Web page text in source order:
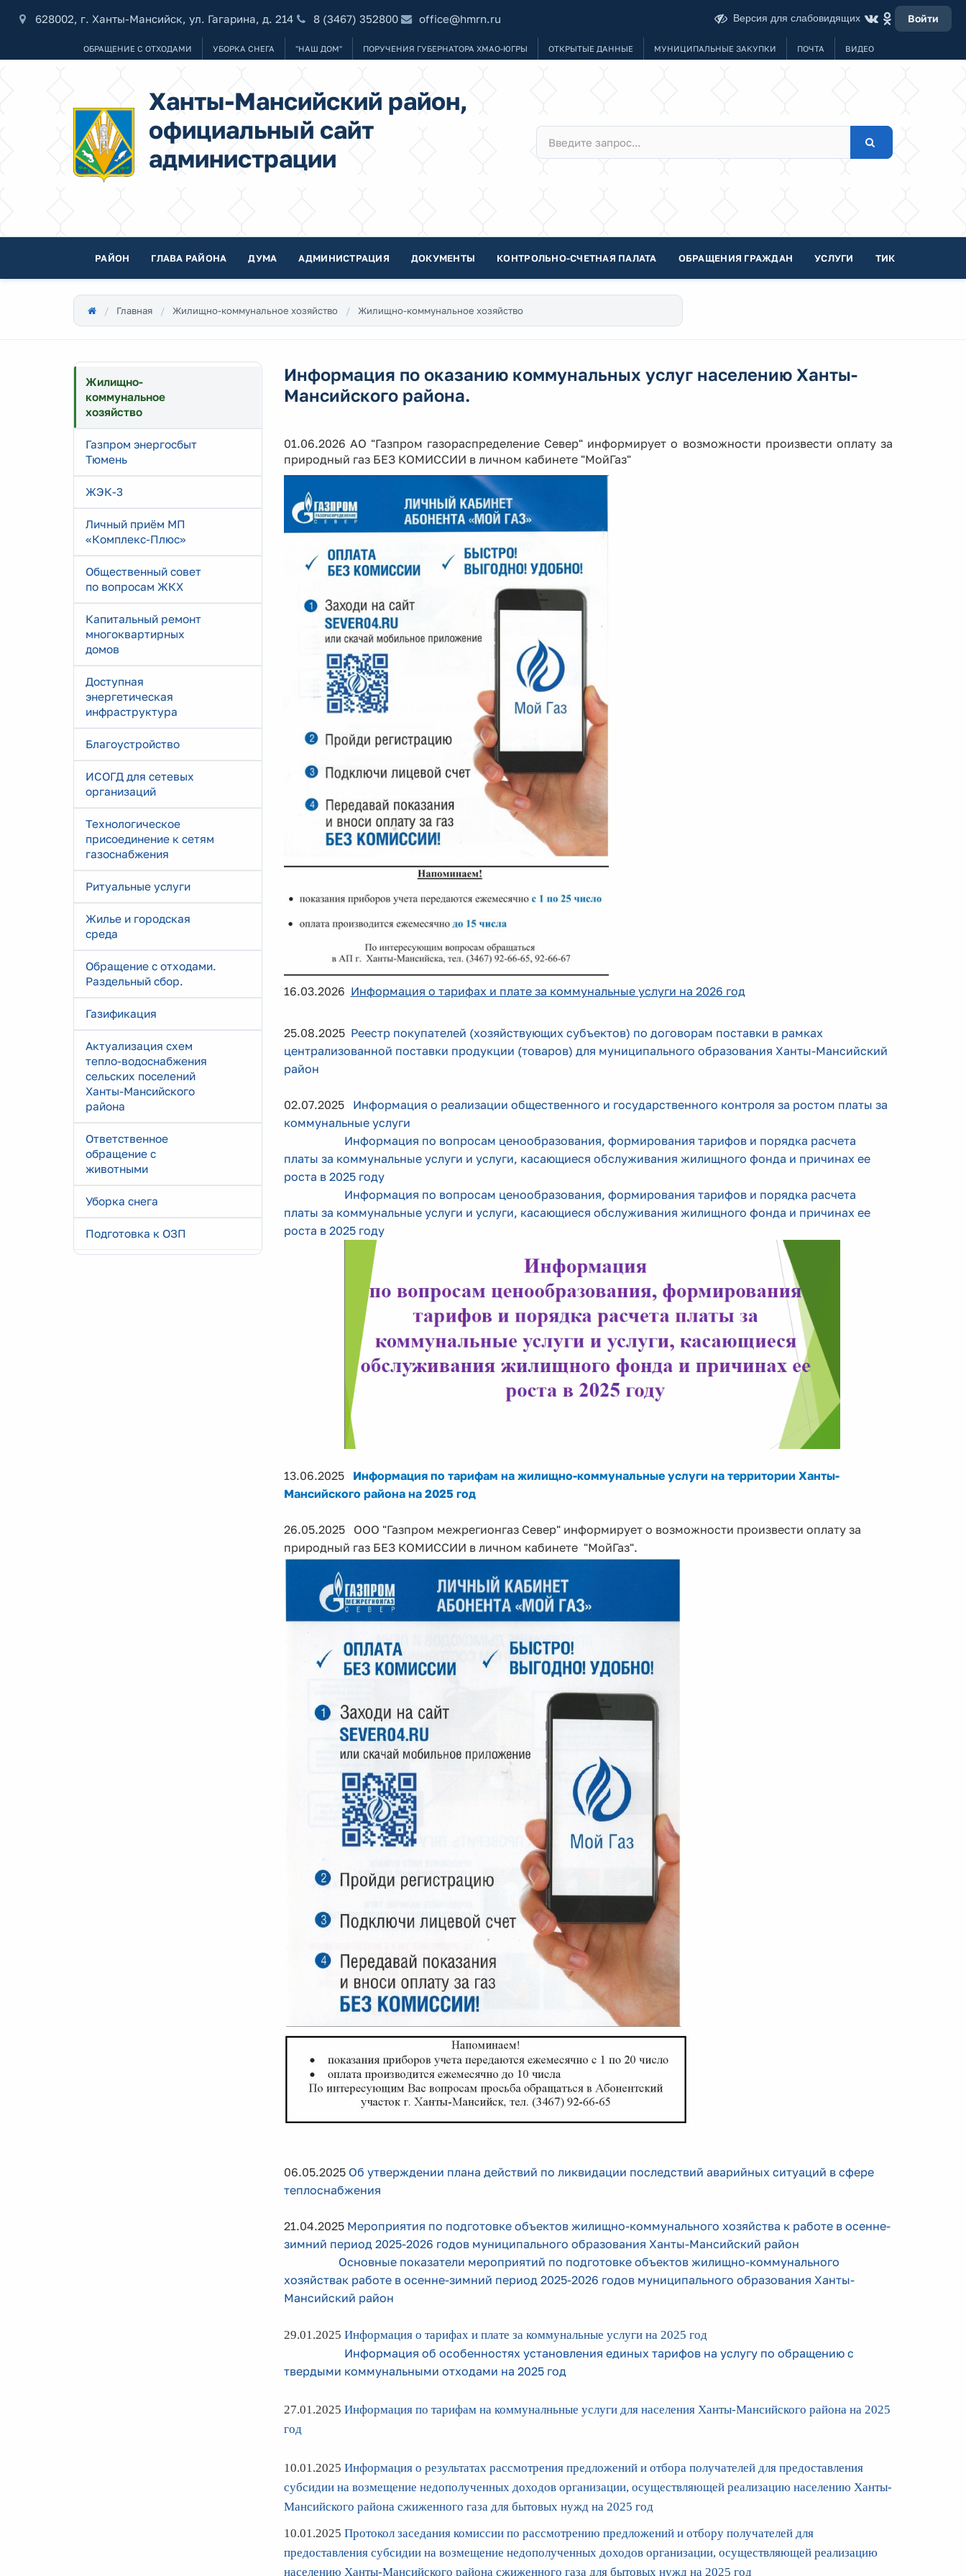
628002, г. Ханты-Мансийск, ул. Гагарина, д. 214 8 (3467) 352800 office@hmrn.ru Версия для слабовидящих Войти
ОБРАЩЕНИЕ С ОТХОДАМИ УБОРКА СНЕГА "НАШ ДОМ" ПОРУЧЕНИЯ ГУБЕРНАТОРА ХМАО-ЮГРЫ ОТКРЫТЫЕ ДАННЫЕ МУНИЦИПАЛЬНЫЕ ЗАКУПКИ ПОЧТА ВИДЕО
Ханты-Мансийский район,
официальный сайт
администрации
РАЙОН ГЛАВА РАЙОНА ДУМА АДМИНИСТРАЦИЯ ДОКУМЕНТЫ КОНТРОЛЬНО-СЧЕТНАЯ ПАЛАТА ОБРАЩЕНИЯ ГРАЖДАН УСЛУГИ ТИК
Главная Жилищно-коммунальное хозяйство Жилищно-коммунальное хозяйство
Жилищно-
коммунальное
хозяйство
Газпром энергосбыт
Тюмень
ЖЭК-3
Личный приём МП
«Комплекс-Плюс»
Общественный совет
по вопросам ЖКХ
Капитальный ремонт
многоквартирных
домов
Доступная
энергетическая
инфраструктура
Благоустройство
ИСОГД для сетевых
организаций
Технологическое
присоединение к сетям
газоснабжения
Ритуальные услуги
Жилье и городская
среда
Обращение с отходами.
Раздельный сбор.
Газификация
Актуализация схем
тепло-водоснабжения
сельских поселений
Ханты-Мансийского
района
Ответственное
обращение с
животными
Уборка снега
Подготовка к ОЗП
Информация по оказанию коммунальных услуг населению Ханты-
Мансийского района.
01.06.2026 АО "Газпром газораспределение Север" информирует о возможности произвести оплату за
природный газ БЕЗ КОМИССИИ в личном кабинете "МойГаз"
16.03.2026 Информация о тарифах и плате за коммунальные услуги на 2026 год
25.08.2025 Реестр покупателей (хозяйствующих субъектов) по договорам поставки в рамках
централизованной поставки продукции (товаров) для муниципального образования Ханты-Мансийский
район
02.07.2025 Информация о реализации общественного и государственного контроля за ростом платы за
коммунальные услуги
Информация по вопросам ценообразования, формирования тарифов и порядка расчета
платы за коммунальные услуги и услуги, касающиеся обслуживания жилищного фонда и причинах ее
роста в 2025 году
Информация по вопросам ценообразования, формирования тарифов и порядка расчета
платы за коммунальные услуги и услуги, касающиеся обслуживания жилищного фонда и причинах ее
роста в 2025 году
13.06.2025
Информация по тарифам на жилищно-коммунальные услуги на территории Ханты-
Мансийского района на 2025 год
26.05.2025 ООО "Газпром межрегионгаз Север" информирует о возможности произвести оплату за
природный газ БЕЗ КОМИССИИ в личном кабинете "МойГаз".
06.05.2025 Об утверждении плана действий по ликвидации последствий аварийных ситуаций в сфере
теплоснабжения
21.04.2025 Мероприятия по подготовке объектов жилищно-коммунального хозяйства к работе в осенне-
зимний период 2025-2026 годов муниципального образования Ханты-Мансийский район
Основные показатели мероприятий по подготовке объектов жилищно-коммунального
хозяйствак работе в осенне-зимний период 2025-2026 годов муниципального образования Ханты-
Мансийский район
29.01.2025 Информация о тарифах и плате за коммунальные услуги на 2025 год
Информация об особенностях установления единых тарифов на услугу по обращению с
твердыми коммунальными отходами на 2025 год
27.01.2025 Информация по тарифам на коммуналньные услуги для населения Ханты-Мансийского района на 2025
год
10.01.2025 Информация о результатах рассмотрения предложений и отбора получателей для предоставления
субсидии на возмещение недополученных доходов организации, осуществляющей реализацию населению Ханты-
Мансийского района сжиженного газа для бытовых нужд на 2025 год
10.01.2025 Протокол заседания комиссии по рассмотрению предложений и отбору получателей для
предоставления субсидии на возмещение недополученных доходов организации, осуществляющей реализацию
населению Ханты-Мансийского района сжиженного газа для бытовых нужд на 2025 год